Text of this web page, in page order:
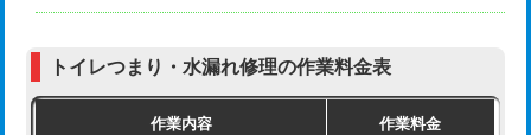
トイレつまり・水漏れ修理の作業料金表
作業内容 作業料金